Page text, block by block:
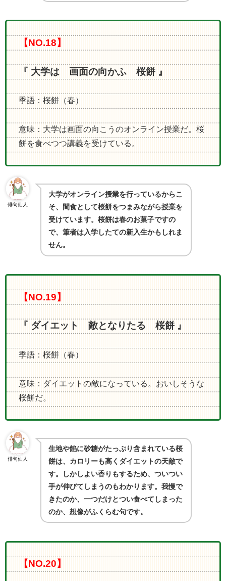
【NO.18】
『 大学は 画面の向かふ 桜餅 』
季語：桜餅（春）
意味：大学は画面の向こうのオンライン授業だ。桜
餅を食べつつ講義を受けている。
俳句仙人
大学がオンライン授業を行っているからこ
そ、間食として桜餅をつまみながら授業を
受けています。桜餅は春のお菓子ですの
で、筆者は入学したての新入生かもしれま
せん。
【NO.19】
『 ダイエット 敵となりたる 桜餅 』
季語：桜餅（春）
意味：ダイエットの敵になっている。おいしそうな
桜餅だ。
俳句仙人
生地や餡に砂糖がたっぷり含まれている桜
餅は、カロリーも高くダイエットの天敵で
す。しかしよい香りもするため、ついつい
手が伸びてしまうのもわかります。我慢で
きたのか、一つだけとつい食べてしまった
のか、想像がふくらむ句です。
【NO.20】